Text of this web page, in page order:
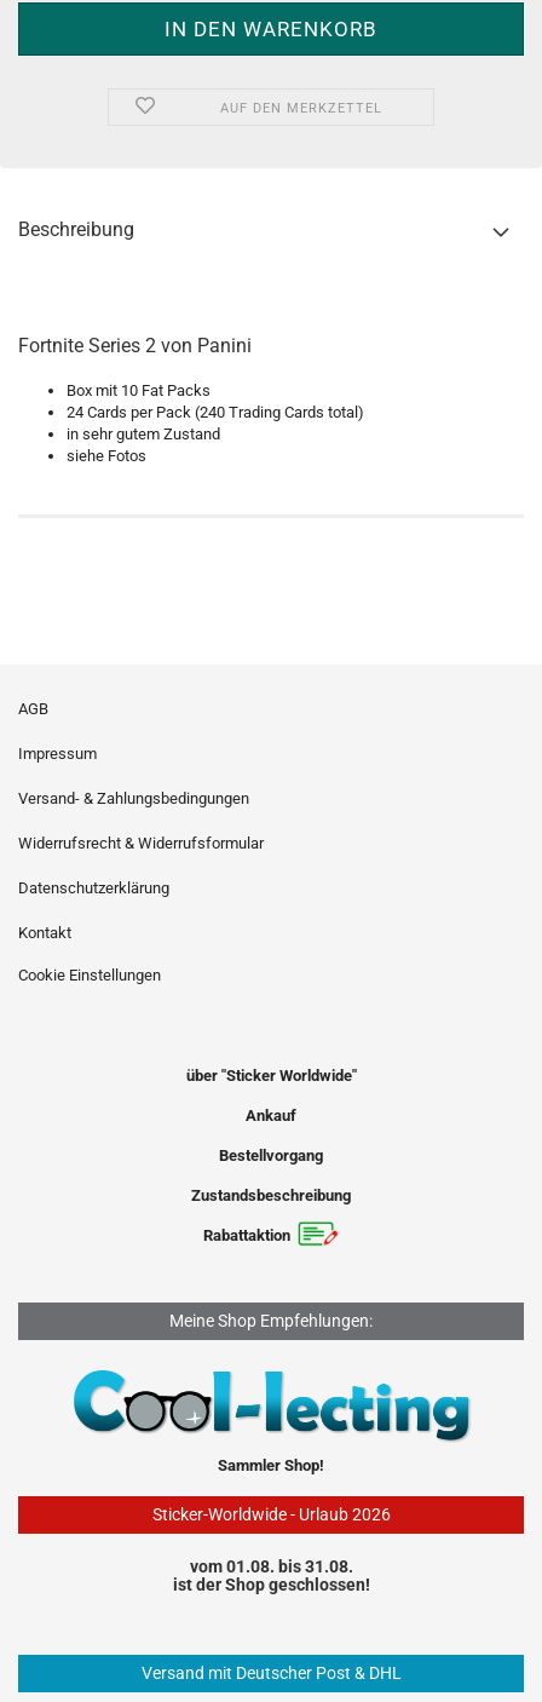
AUF DEN MERKZETTEL
Beschreibung
Fortnite Series 2 von Panini
Box mit 10 Fat Packs
24 Cards per Pack (240 Trading Cards total)
in sehr gutem Zustand
siehe Fotos
AGB
Impressum
Versand- & Zahlungsbedingungen
Widerrufsrecht & Widerrufsformular
Datenschutzerklärung
Kontakt
Cookie Einstellungen
über "Sticker Worldwide"
Ankauf
Bestellvorgang
Zustandsbeschreibung
Rabattaktion
Meine Shop Empfehlungen:
Sammler Shop!
Sticker-Worldwide - Urlaub 2026
vom 01.08. bis 31.08.
ist der Shop geschlossen!
Versand mit Deutscher Post & DHL